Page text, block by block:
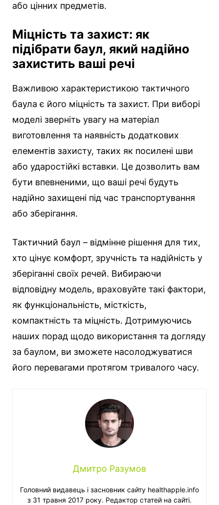
або цінних предметів.
Міцність та захист: як
підібрати баул, який надійно
захистить ваші речі
Важливою характеристикою тактичного
баула є його міцність та захист. При виборі
моделі зверніть увагу на матеріал
виготовлення та наявність додаткових
елементів захисту, таких як посилені шви
або ударостійкі вставки. Це дозволить вам
бути впевненими, що ваші речі будуть
надійно захищені під час транспортування
або зберігання.
Тактичний баул – відмінне рішення для тих,
хто цінує комфорт, зручність та надійність у
зберіганні своїх речей. Вибираючи
відповідну модель, враховуйте такі фактори,
як функціональність, місткість,
компактність та міцність. Дотримуючись
наших порад щодо використання та догляду
за баулом, ви зможете насолоджуватися
його перевагами протягом тривалого часу.
Дмитро Разумов
Головний видавець і засновник сайту healthapple.info
з 31 травня 2017 року. Редактор статей на сайті.